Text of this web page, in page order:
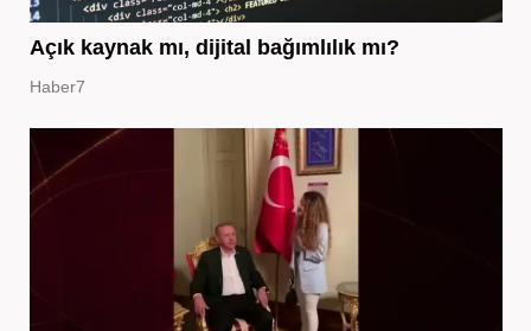
Açık kaynak mı, dijital bağımlılık mı?
Haber7